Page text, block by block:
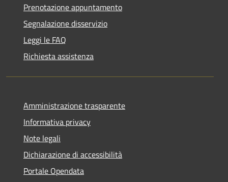
Prenotazione appuntamento
Segnalazione disservizio
Leggi le FAQ
Richiesta assistenza
Amministrazione trasparente
Informativa privacy
Note legali
Dichiarazione di accessibilità
Portale Opendata